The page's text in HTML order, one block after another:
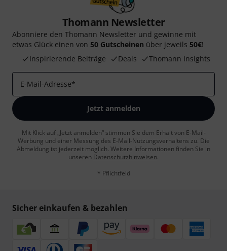
Thomann Newsletter
Abonniere den Thomann Newsletter und gewinne mit
etwas Glück einen von 50 Gutscheinen über jeweils 50€!
Inspirierende Beiträge
Deals Thomann Insights
E-Mail-Adresse*
Jetzt anmelden
Mit Klick auf „Jetzt anmelden“ stimmen Sie dem Erhalt von E-Mail-
Werbung und einer Messung des E-Mail-Nutzungsverhaltens zu. Die
Abmeldung ist jederzeit möglich. Weitere Informationen finden Sie in
unseren Datenschutzhinweisen.
* Pflichtfeld
Sicher einkaufen & bezahlen